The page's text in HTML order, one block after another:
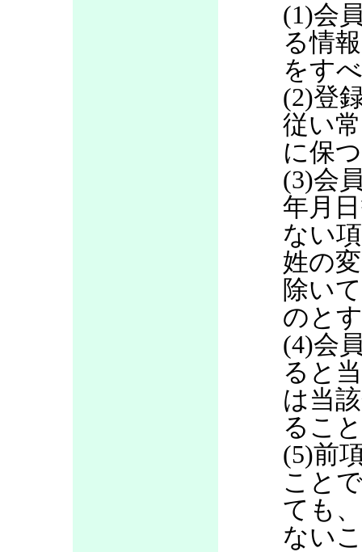
(1)会
る情
をす
(2)登
従い
に保
(3)会
年月
ない
姓の
除い
のと
(4)会
ると
は当
るこ
(5)前
こと
ても
ない